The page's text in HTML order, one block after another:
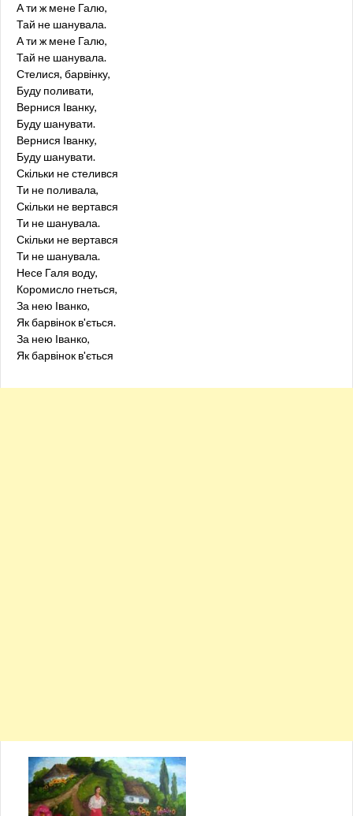
А ти ж мене Галю,
Тай не шанувала.
А ти ж мене Галю,
Тай не шанувала.
Стелися, барвінку,
Буду поливати,
Вернися Іванку,
Буду шанувати.
Вернися Іванку,
Буду шанувати.
Скільки не стелився
Ти не поливала,
Скільки не вертався
Ти не шанувала.
Скільки не вертався
Ти не шанувала.
Несе Галя воду,
Коромисло гнеться,
За нею Іванко,
Як барвінок в'ється.
За нею Іванко,
Як барвінок в'ється